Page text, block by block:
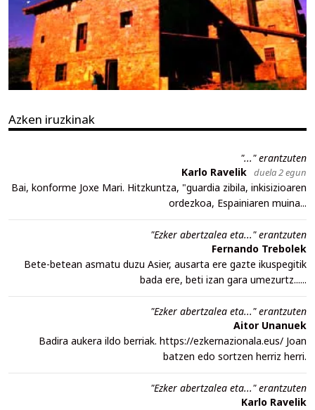
Azken iruzkinak
"..." erantzuten
Karlo Ravelik duela 2 egun
Bai, konforme Joxe Mari. Hitzkuntza, "guardia zibila, inkisizioaren
ordezkoa, Espainiaren muina...
"Ezker abertzalea eta..." erantzuten
Fernando Trebolek
Bete-betean asmatu duzu Asier, ausarta ere gazte ikuspegitik
bada ere, beti izan gara umezurtz......
"Ezker abertzalea eta..." erantzuten
Aitor Unanuek
Badira aukera ildo berriak. https://ezkernazionala.eus/ Joan
batzen edo sortzen herriz herri.
"Ezker abertzalea eta..." erantzuten
Karlo Ravelik